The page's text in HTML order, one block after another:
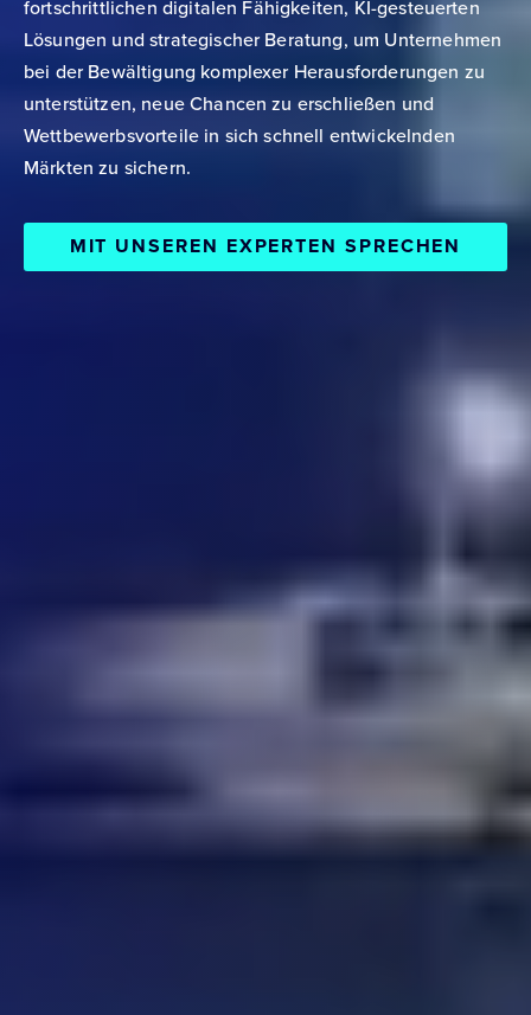
fortschrittlichen digitalen Fähigkeiten, KI-gesteuerten
Lösungen und strategischer Beratung, um Unternehmen
bei der Bewältigung komplexer Herausforderungen zu
unterstützen, neue Chancen zu erschließen und
Wettbewerbsvorteile in sich schnell entwickelnden
Märkten zu sichern.
MIT UNSEREN EXPERTEN SPRECHEN